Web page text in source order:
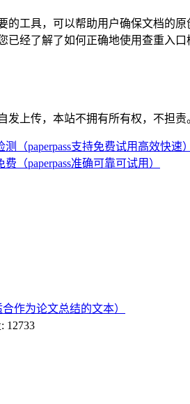
的工具，可以帮助用户确保文档的
已经了解了如何正确地使用查重入
发上传，本站不拥有所有权，不担
（paperpass支持免费试用高效快速）
（paperpass准确可靠可试用）
作为论文总结的文本）
12733